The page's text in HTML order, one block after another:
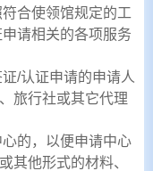
合使领馆规定的工
请相关的各项服务
/认证申请的申请人
旅行社或其它代理
心的，以便申请中心
其他形式的材料、